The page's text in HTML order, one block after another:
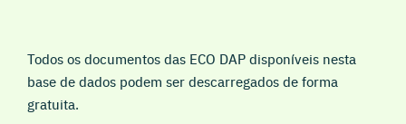
Todos os documentos das ECO DAP disponíveis nesta
base de dados podem ser descarregados de forma
gratuita.